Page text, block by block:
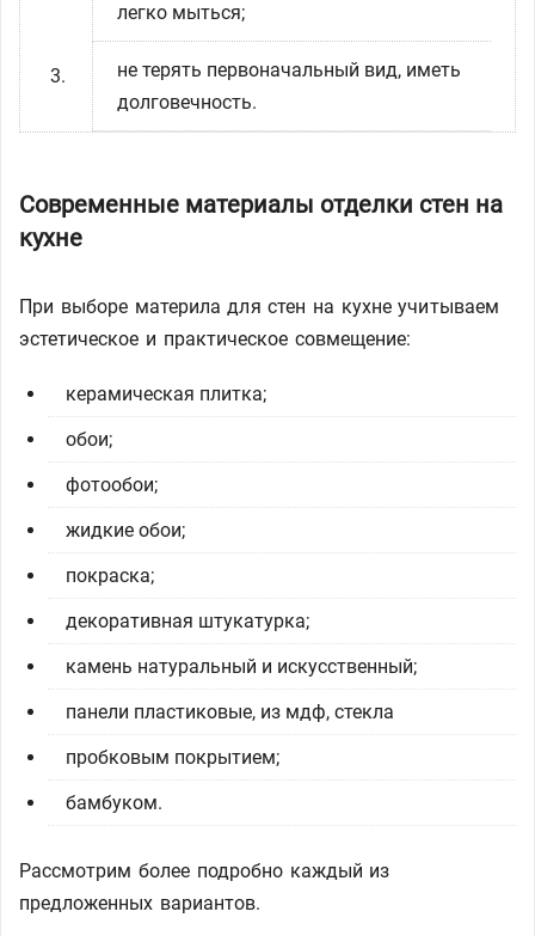
легко мыться;
не терять первоначальный вид, иметь
долговечность.
Современные материалы отделки стен на
кухне
При выборе материла для стен на кухне учитываем
эстетическое и практическое совмещение:
керамическая плитка;
обои;
фотообои;
жидкие обои;
покраска;
декоративная штукатурка;
камень натуральный и искусственный;
панели пластиковые, из мдф, стекла
пробковым покрытием;
бамбуком.
Рассмотрим более подробно каждый из
предложенных вариантов.